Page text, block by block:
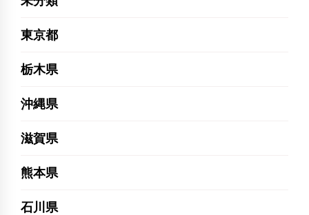
東京都
栃木県
沖縄県
滋賀県
熊本県
石川県